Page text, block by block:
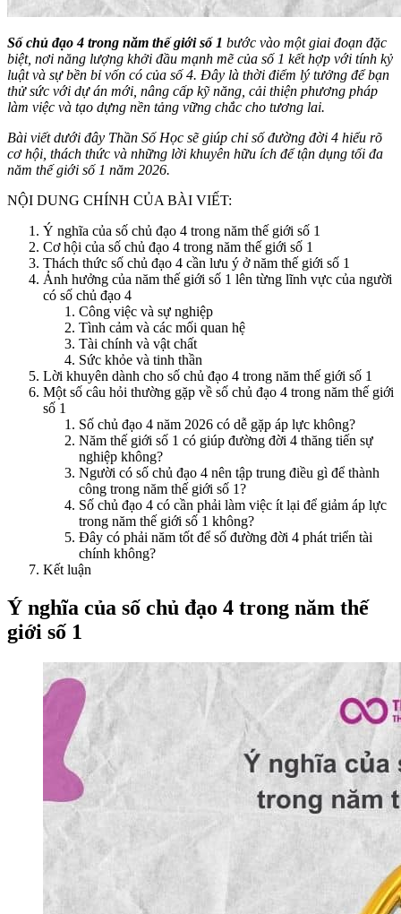
Số chủ đạo 4 trong năm thế giới số 1 bước vào một giai đoạn đặc
biệt, nơi năng lượng khởi đầu mạnh mẽ của số 1 kết hợp với tính kỷ
luật và sự bền bỉ vốn có của số 4. Đây là thời điểm lý tưởng để bạn
thử sức với dự án mới, nâng cấp kỹ năng, cải thiện phương pháp
làm việc và tạo dựng nền tảng vững chắc cho tương lai.
Bài viết dưới đây Thần Số Học sẽ giúp chỉ số đường đời 4 hiểu rõ
cơ hội, thách thức và những lời khuyên hữu ích để tận dụng tối đa
năm thế giới số 1 năm 2026.
NỘI DUNG CHÍNH CỦA BÀI VIẾT:
Ý nghĩa của số chủ đạo 4 trong năm thế giới số 1
Cơ hội của số chủ đạo 4 trong năm thế giới số 1
Thách thức số chủ đạo 4 cần lưu ý ở năm thế giới số 1
Ảnh hưởng của năm thế giới số 1 lên từng lĩnh vực của người
có số chủ đạo 4
Công việc và sự nghiệp
Tình cảm và các mối quan hệ
Tài chính và vật chất
Sức khỏe và tinh thần
Lời khuyên dành cho số chủ đạo 4 trong năm thế giới số 1
Một số câu hỏi thường gặp về số chủ đạo 4 trong năm thế giới
số 1
Số chủ đạo 4 năm 2026 có dễ gặp áp lực không?
Năm thế giới số 1 có giúp đường đời 4 thăng tiến sự
nghiệp không?
Người có số chủ đạo 4 nên tập trung điều gì để thành
công trong năm thế giới số 1?
Số chủ đạo 4 có cần phải làm việc ít lại để giảm áp lực
trong năm thế giới số 1 không?
Đây có phải năm tốt để số đường đời 4 phát triển tài
chính không?
Kết luận
Ý nghĩa của số chủ đạo 4 trong năm thế
giới số 1